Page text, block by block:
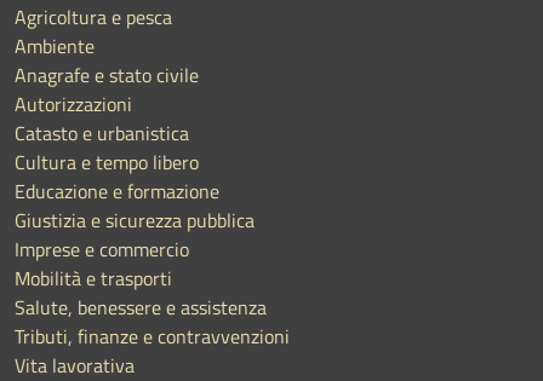
Agricoltura e pesca
Ambiente
Anagrafe e stato civile
Autorizzazioni
Catasto e urbanistica
Cultura e tempo libero
Educazione e formazione
Giustizia e sicurezza pubblica
Imprese e commercio
Mobilità e trasporti
Salute, benessere e assistenza
Tributi, finanze e contravvenzioni
Vita lavorativa